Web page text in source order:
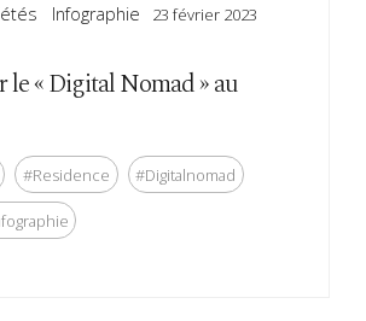
Infographie 23 février 2023
le « Digital Nomad » au
#Residence #Digitalnomad